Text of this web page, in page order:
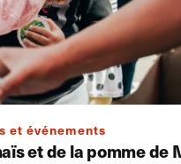
et événements
et de la pomme de